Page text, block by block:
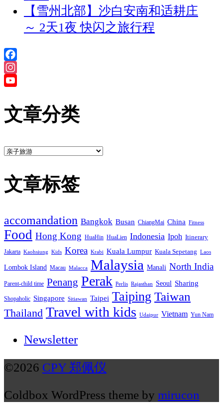
【雪州北部】沙白安南和适耕庄
～ 2天1夜 快闪之旅行程
Facebook
Instagram
Channel
文章分类
文
分
文章标签
accomandation Bangkok Busan ChiangMai China Fitness
Food Hong Kong HuaHin HuaLien Indonesia Ipoh Itinerary
Jakarta Kaohsiung Kids Korea Krabi Kuala Lumpur Kuala Sepetang Laos
Lombok Island Macau Malacca Malaysia Manali North India
Parent-child time Penang Perak Perlis Rajasthan Seoul Sharing
Shopaholic Singapore Sitiawan Taipei Taiping Taiwan
Thailand Travel with kids Udaipur Vietnam Yun Nam
Newsletter
©2026 CPY 郑佩仪
Coldbox WordPress theme by mirucon